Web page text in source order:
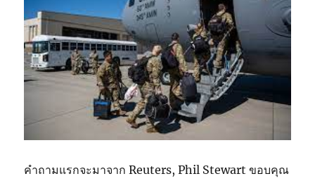
คำถามแรกจะมาจาก Reuters, Phil Stewart ขอบคุณ